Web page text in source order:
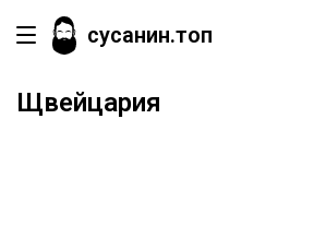
сусанин.топ
Щвейцария